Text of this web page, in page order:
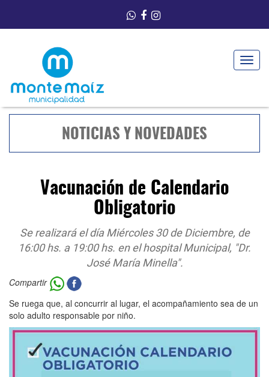
Toggle
NOTICIAS Y NOVEDADES
Vacunación de Calendario
Obligatorio
Se realizará el día Miércoles 30 de Diciembre, de
16:00 hs. a 19:00 hs. en el hospital Municipal, "Dr.
José María Minella".
Compartir
Se ruega que, al concurrir al lugar, el acompañamiento sea de un
solo adulto responsable por niño.